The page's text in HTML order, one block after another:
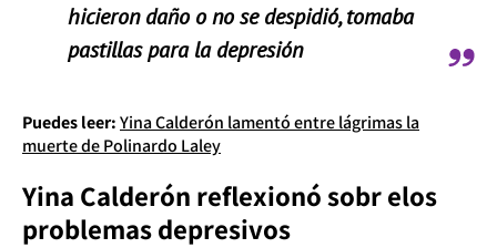
hicieron daño o no se despidió, tomaba
pastillas para la depresión
Puedes leer:Yina Calderón lamentó entre lágrimas la
muerte de Polinardo Laley
Yina Calderón reflexionó sobr elos
problemas depresivos